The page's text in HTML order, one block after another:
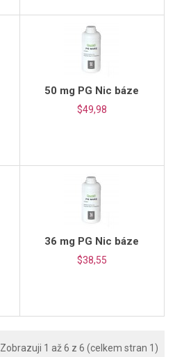
50 mg PG Nic báze
$49,98
36 mg PG Nic báze
$38,55
Zobrazuji 1 až 6 z 6 (celkem stran 1)